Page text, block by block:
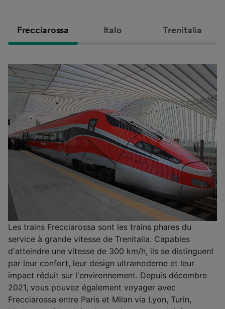
Frecciarossa Italo Trenitalia
Les trains Frecciarossa sont les trains phares du
service à grande vitesse de Trenitalia. Capables
d'atteindre une vitesse de 300 km/h, ils se distinguent
par leur confort, leur design ultramoderne et leur
impact réduit sur l'environnement. Depuis décembre
2021, vous pouvez également voyager avec
Frecciarossa entre Paris et Milan via Lyon, Turin,